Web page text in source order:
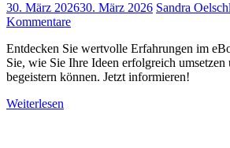
30. März 202630. März 2026 Sandra
Kommentare
Entdecken Sie wertvolle Erfahrungen im
Sie, wie Sie Ihre Ideen erfolgreich umsetzen
begeistern können. Jetzt informieren!
Weiterlesen